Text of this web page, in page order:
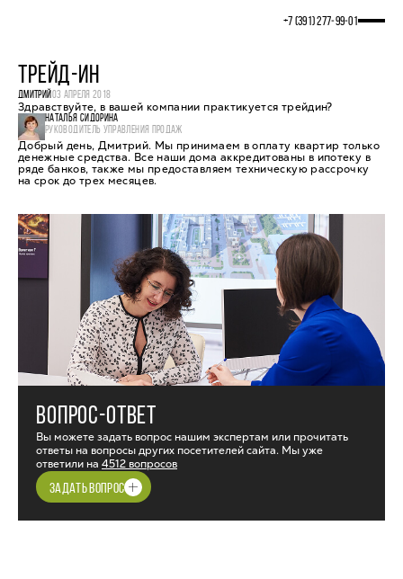
+7 (391) 277‒99‒01
ТРЕЙД-ИН
ДМИТРИЙ03 АПРЕЛЯ 2018
Здравствуйте, в вашей компании практикуется трейдин?
НАТАЛЬЯ СИДОРИНА
РУКОВОДИТЕЛЬ УПРАВЛЕНИЯ ПРОДАЖ
Добрый день, Дмитрий. Мы принимаем в оплату квартир только
денежные средства. Все наши дома аккредитованы в ипотеку в
ряде банков, также мы предоставляем техническую рассрочку
на срок до трех месяцев.
ВОПРОС-ОТВЕТ
Вы можете задать вопрос нашим экспертам или прочитать
ответы на вопросы других посетителей сайта. Мы уже
ответили на 4512 вопросов
ЗАДАТЬ ВОПРОС